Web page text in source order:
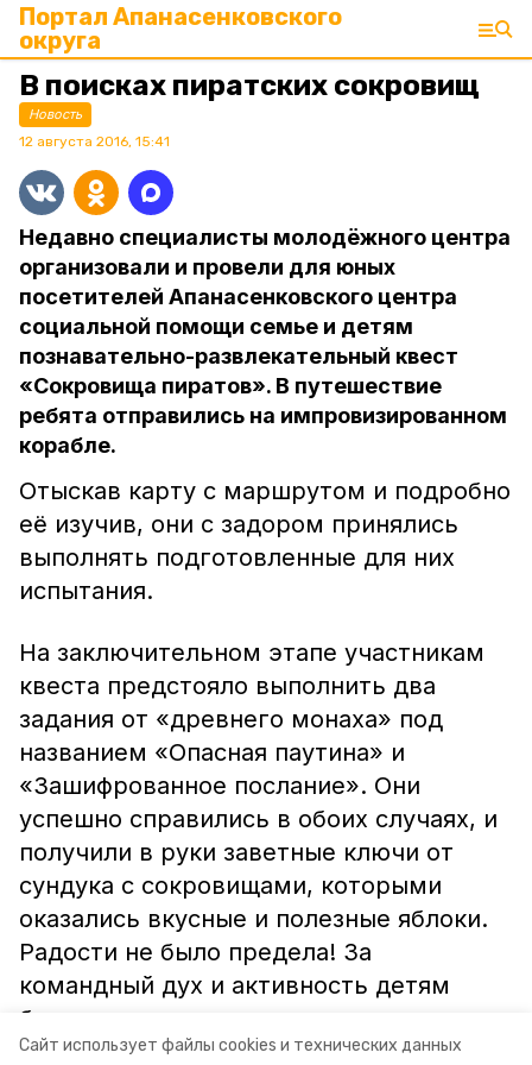
Сайт использует файлы cookies и технических данных
Портал Апанасенковского
округа
В поисках пиратских сокровищ
Новость
12 августа 2016, 15:41
Недавно специалисты молодёжного центра
организовали и провели для юных
посетителей Апанасенковского центра
социальной помощи семье и детям
познавательно-развлекательный квест
«Сокровища пиратов». В путешествие
ребята отправились на импровизированном
корабле.
Отыскав карту с маршрутом и подробно
её изучив, они с задором принялись
выполнять подготовленные для них
испытания.
На заключительном этапе участникам
квеста предстояло выполнить два
задания от «древнего монаха» под
названием «Опасная паутина» и
«Зашифрованное послание». Они
успешно справились в обоих случаях, и
получили в руки заветные ключи от
сундука с сокровищами, которыми
оказались вкусные и полезные яблоки.
Радости не было предела! За
командный дух и активность детям
были вручены памятные медали.